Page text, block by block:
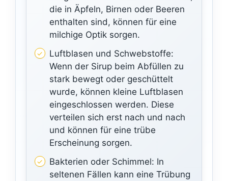
die in Äpfeln, Birnen oder Beeren
enthalten sind, können für eine
milchige Optik sorgen.
Luftblasen und Schwebstoffe:
Wenn der Sirup beim Abfüllen zu
stark bewegt oder geschüttelt
wurde, können kleine Luftblasen
eingeschlossen werden. Diese
verteilen sich erst nach und nach
und können für eine trübe
Erscheinung sorgen.
Bakterien oder Schimmel: In
seltenen Fällen kann eine Trübung